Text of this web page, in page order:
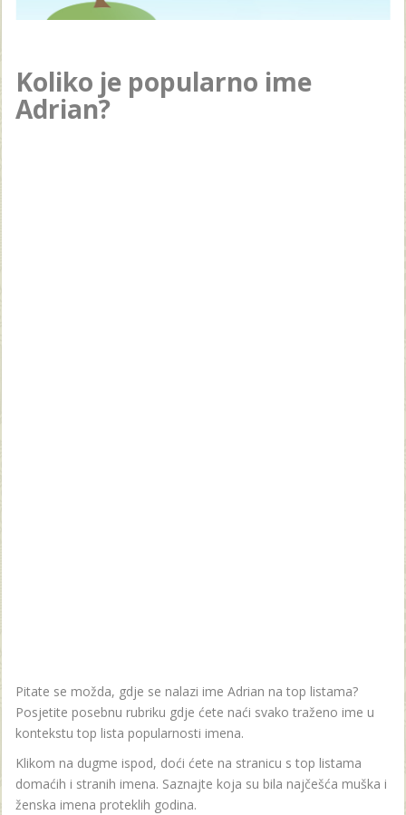
Koliko je popularno ime
Adrian?
Pitate se možda, gdje se nalazi ime Adrian na top listama?
Posjetite posebnu rubriku gdje ćete naći svako traženo ime u
kontekstu top lista popularnosti imena.
Klikom na dugme ispod, doći ćete na stranicu s top listama
domaćih i stranih imena. Saznajte koja su bila najčešća muška i
ženska imena proteklih godina.